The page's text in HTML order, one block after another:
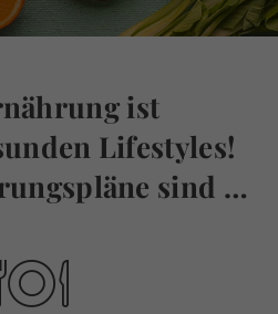
ist
Lifestyles!
sind …